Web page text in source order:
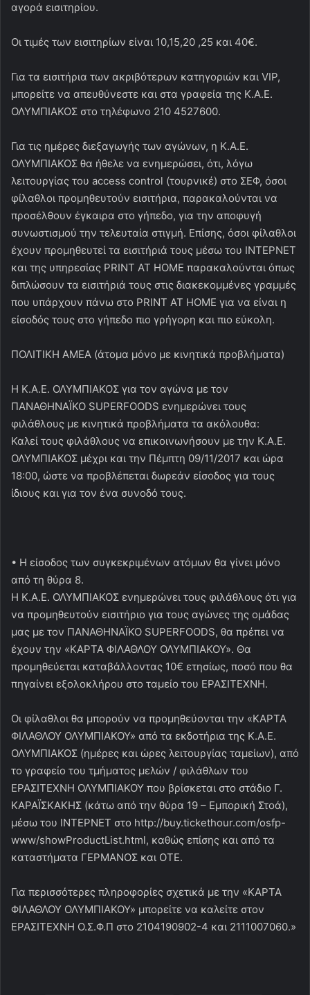
αγορά εισιτηρίου.
Οι τιμές των εισιτηρίων είναι 10,15,20 ,25 και 40€.
Για τα εισιτήρια των ακριβότερων κατηγοριών και VIP,
μπορείτε να απευθύνεστε και στα γραφεία της Κ.Α.Ε.
ΟΛΥΜΠΙΑΚΟΣ στο τηλέφωνο 210 4527600.
Για τις ημέρες διεξαγωγής των αγώνων, η Κ.Α.Ε.
ΟΛΥΜΠΙΑΚΟΣ θα ήθελε να ενημερώσει, ότι, λόγω
λειτουργίας του access control (τουρνικέ) στο ΣΕΦ, όσοι
φίλαθλοι προμηθευτούν εισιτήρια, παρακαλούνται να
προσέλθουν έγκαιρα στο γήπεδο, για την αποφυγή
συνωστισμού την τελευταία στιγμή. Επίσης, όσοι φίλαθλοι
έχουν προμηθευτεί τα εισιτήριά τους μέσω του ΙΝΤΕΡΝΕΤ
και της υπηρεσίας PRINT AT HOME παρακαλούνται όπως
διπλώσουν τα εισιτήριά τους στις διακεκομμένες γραμμές
που υπάρχουν πάνω στο PRINT AT HOME για να είναι η
είσοδός τους στο γήπεδο πιο γρήγορη και πιο εύκολη.
ΠΟΛΙΤΙΚΗ ΑΜΕΑ (άτομα μόνο με κινητικά προβλήματα)
Η Κ.Α.Ε. ΟΛΥΜΠΙΑΚΟΣ για τον αγώνα με τον
ΠΑΝΑΘΗΝΑΪΚΟ SUPERFOODS ενημερώνει τους
φιλάθλους με κινητικά προβλήματα τα ακόλουθα:
Καλεί τους φιλάθλους να επικοινωνήσουν με την Κ.Α.Ε.
ΟΛΥΜΠΙΑΚΟΣ μέχρι και την Πέμπτη 09/11/2017 και ώρα
18:00, ώστε να προβλέπεται δωρεάν είσοδος για τους
ίδιους και για τον ένα συνοδό τους.
• Η είσοδος των συγκεκριμένων ατόμων θα γίνει μόνο
από τη θύρα 8.
Η Κ.Α.Ε. ΟΛΥΜΠΙΑΚΟΣ ενημερώνει τους φιλάθλους ότι για
να προμηθευτούν εισιτήριο για τους αγώνες της ομάδας
μας με τον ΠΑΝΑΘΗΝΑΪΚΟ SUPERFOODS, θα πρέπει να
έχουν την «ΚΑΡΤΑ ΦΙΛΑΘΛΟΥ ΟΛΥΜΠΙΑΚΟΥ». Θα
προμηθεύεται καταβάλλοντας 10€ ετησίως, ποσό που θα
πηγαίνει εξολοκλήρου στο ταμείο του ΕΡΑΣΙΤΕΧΝΗ.
Οι φίλαθλοι θα μπορούν να προμηθεύονται την «ΚΑΡΤΑ
ΦΙΛΑΘΛΟΥ ΟΛΥΜΠΙΑΚΟΥ» από τα εκδοτήρια της Κ.Α.Ε.
ΟΛΥΜΠΙΑΚΟΣ (ημέρες και ώρες λειτουργίας ταμείων), από
το γραφείο του τμήματος μελών / φιλάθλων του
ΕΡΑΣΙΤΕΧΝΗ ΟΛΥΜΠΙΑΚΟΥ που βρίσκεται στο στάδιο Γ.
ΚΑΡΑΪΣΚΑΚΗΣ (κάτω από την θύρα 19 – Εμπορική Στοά),
μέσω του ΙΝΤΕΡΝΕΤ στο http://buy.tickethour.com/osfp-
www/showProductList.html, καθώς επίσης και από τα
καταστήματα ΓΕΡΜΑΝΟΣ και ΟΤΕ.
Για περισσότερες πληροφορίες σχετικά με την «ΚΑΡΤΑ
ΦΙΛΑΘΛΟΥ ΟΛΥΜΠΙΑΚΟΥ» μπορείτε να καλείτε στον
ΕΡΑΣΙΤΕΧΝΗ Ο.Σ.Φ.Π στο 2104190902-4 και 2111007060.»